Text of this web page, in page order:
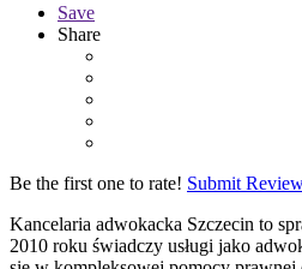
Save
Share
Be the first one to rate! Submit
Kancelaria adwokacka Szczecin to
2010 roku świadczy usługi jako